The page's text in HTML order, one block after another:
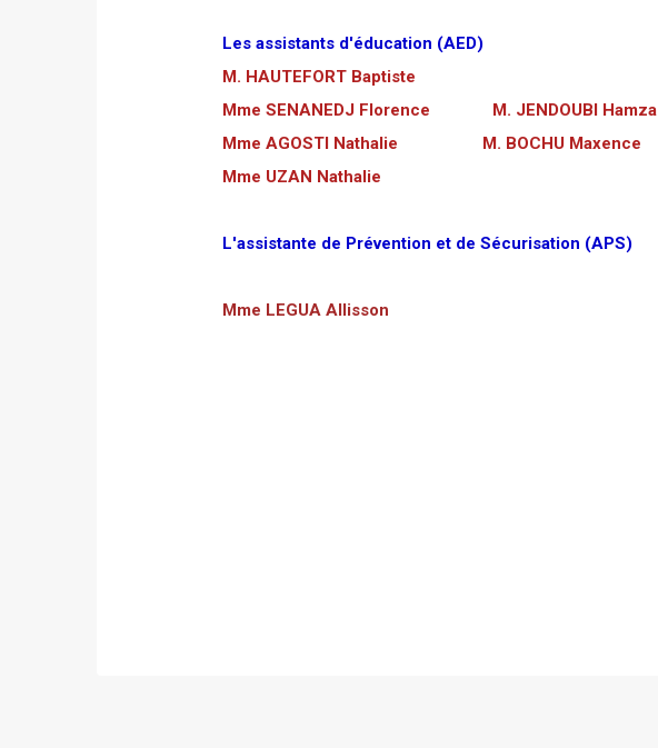
Les assistants d'éducation (AED)
M. HAUTEFORT Baptiste
Mme SENANEDJ Florence M. JENDOUBI Hamza
Mme AGOSTI Nathalie M. BOCHU Maxence
Mme UZAN Nathalie
L'assistante de Prévention et de Sécurisation (APS)
Mme LEGUA Allisson